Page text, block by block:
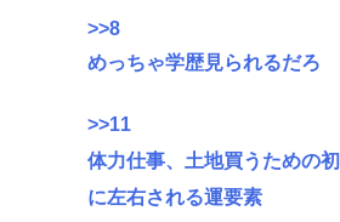
>>8
めっちゃ学歴見られるだろ
>>11
体力仕事、土地買うための
に左右される運要素